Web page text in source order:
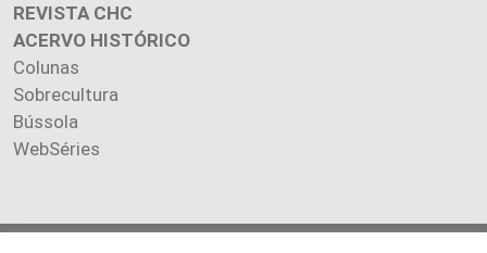
REVISTA CHC
ACERVO HISTÓRICO
Colunas
Sobrecultura
Bússola
WebSéries